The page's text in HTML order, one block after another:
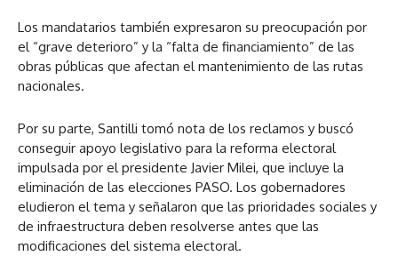
Los mandatarios también expresaron su preocupación por
el “grave deterioro” y la “falta de financiamiento” de las
obras públicas que afectan el mantenimiento de las rutas
nacionales.
Por su parte, Santilli tomó nota de los reclamos y buscó
conseguir apoyo legislativo para la reforma electoral
impulsada por el presidente Javier Milei, que incluye la
eliminación de las elecciones PASO. Los gobernadores
eludieron el tema y señalaron que las prioridades sociales y
de infraestructura deben resolverse antes que las
modificaciones del sistema electoral.